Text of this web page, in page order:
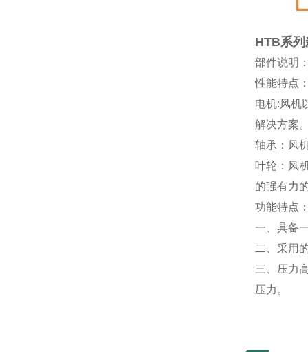
HTB系
部件说明
性能特点
电机:风机
解决方案
轴承：风
叶轮：风
的强有力
功能特点
一、具备
二、采用
三、压力
压力。